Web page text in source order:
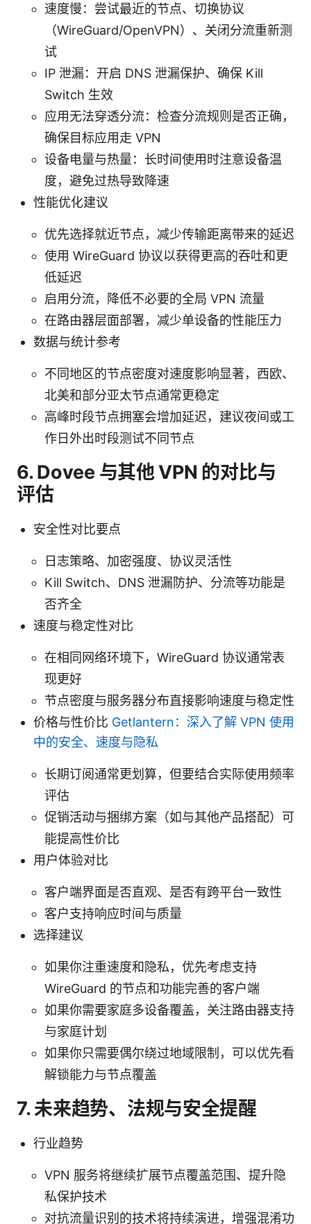
速度慢：尝试最近的节点、切换协议
（WireGuard/OpenVPN）、关闭分流重新测
试
IP 泄漏：开启 DNS 泄漏保护、确保 Kill
Switch 生效
应用无法穿透分流：检查分流规则是否正确，
确保目标应用走 VPN
设备电量与热量：长时间使用时注意设备温
度，避免过热导致降速
性能优化建议
优先选择就近节点，减少传输距离带来的延迟
使用 WireGuard 协议以获得更高的吞吐和更
低延迟
启用分流，降低不必要的全局 VPN 流量
在路由器层面部署，减少单设备的性能压力
数据与统计参考
不同地区的节点密度对速度影响显著，西欧、
北美和部分亚太节点通常更稳定
高峰时段节点拥塞会增加延迟，建议夜间或工
作日外出时段测试不同节点
6. Dovee 与其他 VPN 的对比与
评估
安全性对比要点
日志策略、加密强度、协议灵活性
Kill Switch、DNS 泄漏防护、分流等功能是
否齐全
速度与稳定性对比
在相同网络环境下，WireGuard 协议通常表
现更好
节点密度与服务器分布直接影响速度与稳定性
价格与性价比 Getlantern：深入了解 VPN 使用
中的安全、速度与隐私
长期订阅通常更划算，但要结合实际使用频率
评估
促销活动与捆绑方案（如与其他产品搭配）可
能提高性价比
用户体验对比
客户端界面是否直观、是否有跨平台一致性
客户支持响应时间与质量
选择建议
如果你注重速度和隐私，优先考虑支持
WireGuard 的节点和功能完善的客户端
如果你需要家庭多设备覆盖，关注路由器支持
与家庭计划
如果你只需要偶尔绕过地域限制，可以优先看
解锁能力与节点覆盖
7. 未来趋势、法规与安全提醒
行业趋势
VPN 服务将继续扩展节点覆盖范围、提升隐
私保护技术
对抗流量识别的技术将持续演进，增强混淆功